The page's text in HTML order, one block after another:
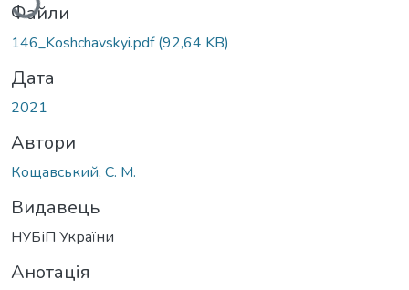
Файли
146_Koshchavskyi.pdf(92,64 KB)
Дата
2021
Автори
Кощавський, С. М.
Видавець
НУБіП України
Анотація